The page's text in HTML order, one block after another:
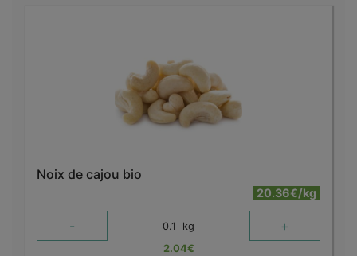
Noix de cajou bio
20.36€/kg
- 0.1 kg +
2.04€